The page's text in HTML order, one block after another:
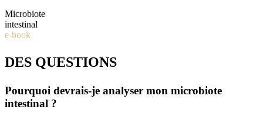
Microbiote
intestinal
e-book
DES QUESTIONS
Pourquoi devrais-je analyser mon microbiote
intestinal ?